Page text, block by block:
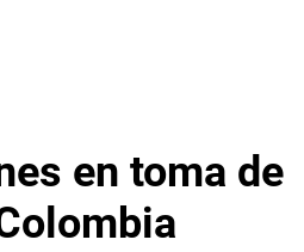
en toma de